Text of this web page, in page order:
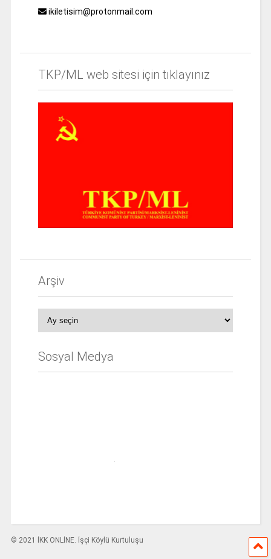
ikiletisim@protonmail.com
TKP/ML web sitesi için tıklayınız
Arşiv
Sosyal Medya
© 2021 İKK ONLİNE. İşçi Köylü Kurtuluşu